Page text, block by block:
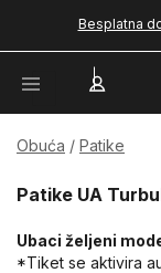
Besplatna
Obuća Patike
Patike UA
Ubaci željeni
*Tiket se aktivira